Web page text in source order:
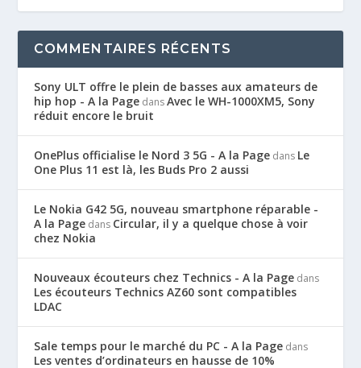
COMMENTAIRES RÉCENTS
Sony ULT offre le plein de basses aux amateurs de
hip hop - A la Page dansAvec le WH-1000XM5, Sony
réduit encore le bruit
OnePlus officialise le Nord 3 5G - A la Page dans Le
One Plus 11 est là, les Buds Pro 2 aussi
Le Nokia G42 5G, nouveau smartphone réparable -
A la Page dans Circular, il y a quelque chose à voir
chez Nokia
Nouveaux écouteurs chez Technics - A la Page dans
Les écouteurs Technics AZ60 sont compatibles
LDAC
Sale temps pour le marché du PC - A la Page dans
Les ventes d’ordinateurs en hausse de 10%